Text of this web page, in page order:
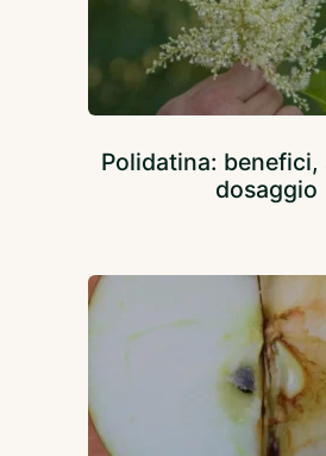
Polidatina: benefici,
dosaggio